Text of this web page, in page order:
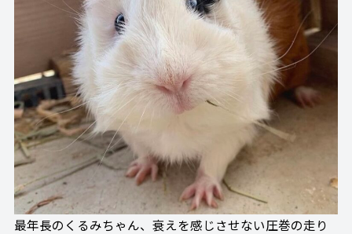
最年長のくるみちゃん、衰えを感じさせない圧巻の走り